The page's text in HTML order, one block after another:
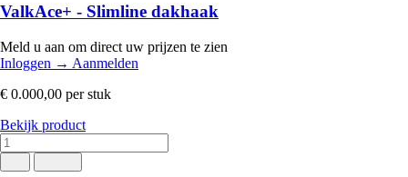
ValkAce+ - Slimline dakhaak
Meld u aan om direct uw prijzen te zien
Inloggen → Aanmelden
€ 0.000,00 per stuk
Bekijk product